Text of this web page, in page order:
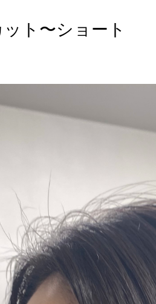
ット〜ショート